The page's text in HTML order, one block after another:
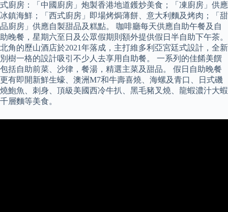
式廚房：「中國廚房」炮製香港地道鑊炒美食；「凍廚房」供應
冰鎮海鮮；「西式廚房」即場烤焗薄餅、意大利麵及烤肉；「甜
品廚房」供應自製甜品及糕點。 咖啡廳每天供應自助午餐及自
助晚餐，星期六至日及公眾假期則額外提供假日半自助下午茶。
北角的歷山酒店於2021年落成，主打維多利亞宮廷式設計，全新
別樹一格的設計吸引不少人去享用自助餐。 一系列的佳餚美饌
包括自助前菜、沙律，餐湯，精選主菜及甜品。 假日自助晚餐
更有即開新鮮生蠔、澳洲M7和牛壽喜燒、海螺及青口、日式磯
燒鮑魚、刺身、頂級美國西冷牛扒、黑毛豬叉燒、龍蝦濃汁大蝦
千層麵等美食。